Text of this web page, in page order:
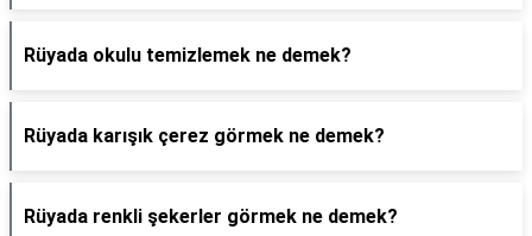
Rüyada okulu temizlemek ne demek?
Rüyada karışık çerez görmek ne demek?
Rüyada renkli şekerler görmek ne demek?